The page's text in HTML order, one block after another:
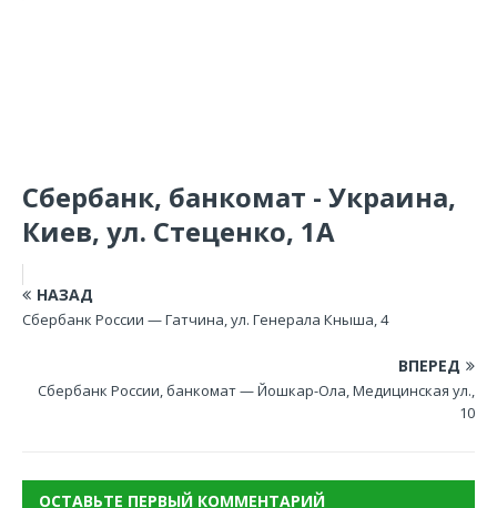
Сбербанк, банкомат - Украина,
Киев, ул. Стеценко, 1А
НАЗАД
Сбербанк России — Гатчина, ул. Генерала Кныша, 4
ВПЕРЕД
Сбербанк России, банкомат — Йошкар-Ола, Медицинская ул.,
10
ОСТАВЬТЕ ПЕРВЫЙ КОММЕНТАРИЙ